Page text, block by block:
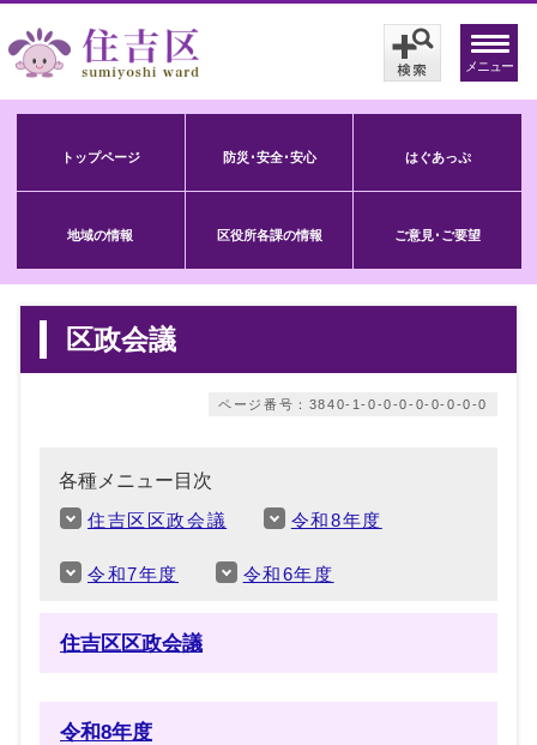
メニュー
トップページ 防災･安全･安心 はぐあっぷ
地域の情報 区役所各課の情報 ご意見･ご要望
区政会議
ページ番号：3840-1-0-0-0-0-0-0-0-0
各種メニュー目次
住吉区区政会議 令和8年度
令和7年度 令和6年度
住吉区区政会議
令和8年度